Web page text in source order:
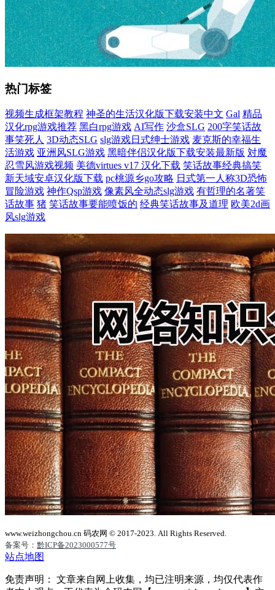
热门标签
视频生成框架教程 神圣的生活汉化版下载安装中文 Gal 精品
汉化rpg游戏推荐 黑白rpg游戏 AI写作 沙盒SLG 200字笑话故
事笑死人 3D动态SLG slg游戏日式绅士游戏 麦克斯的幸福生
活游戏 亚洲风SLG游戏 黑暗伴侣汉化版下载安装最新版 対魔
忍雪风游戏视频 美德virtues v17 汉化下载 笑话故事经典搞笑
新天域安卓汉化版下载 pc桃源乡go攻略 日式第一人称3D恐怖
冒险游戏 神作Qsp游戏 像素风全动态slg游戏 有哲理的名著笑
话故事 猪 笑话故事要能喷饭的 经典笑话故事及道理 欧美2d画
风slg游戏
www.weizhongchou.cn 码农网 © 2017-2023. All Rights Reserved.
备案号： 黔ICP备2023000577号
站点地图
免责声明： 文章来自网上收集，均已注明来源，均仅代表作